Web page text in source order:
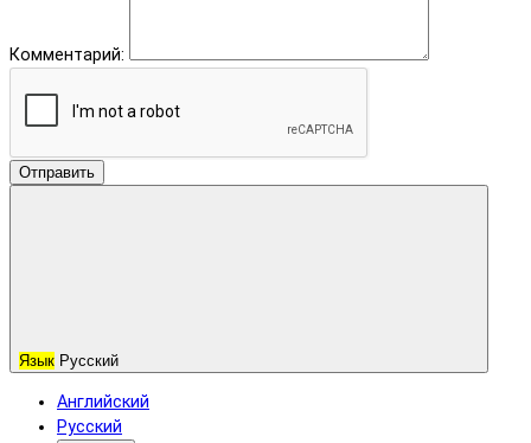
Комментарий:
Отправить
Язык Русский
Английский
Русский